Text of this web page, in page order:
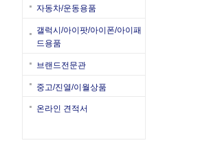
자동차/운동용품
갤럭시/아이팟/아이폰/아이패
드용품
브랜드전문관
중고/진열/이월상품
온라인 견적서